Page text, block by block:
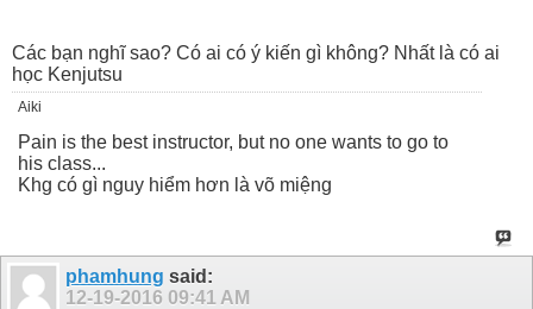
Các bạn nghĩ sao? Có ai có ý kiến gì không? Nhất là có ai
học Kenjutsu
Aiki
Pain is the best instructor, but no one wants to go to
his class...
Khg có gì nguy hiểm hơn là võ miệng
phamhung said:
12-19-2016 09:41 AM